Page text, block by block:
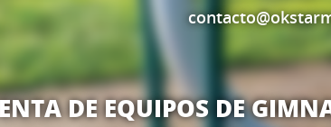
DE EQUIPOS DE